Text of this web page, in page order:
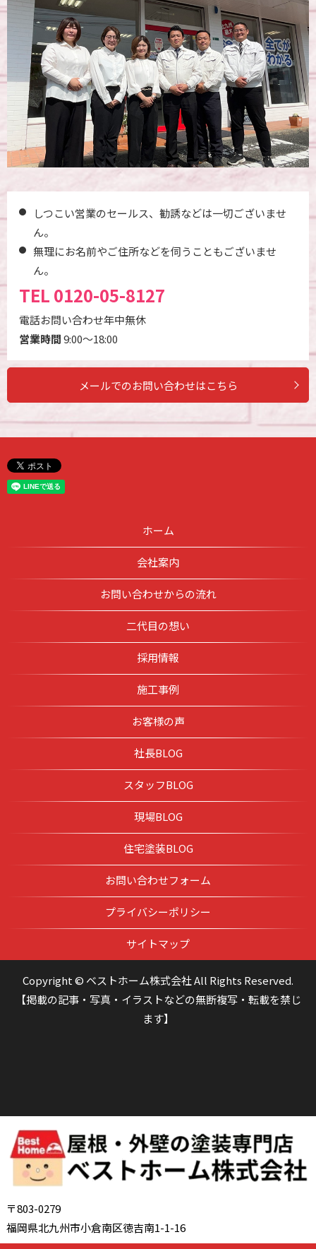
しつこい営業のセールス、勧誘などは一切ございませ
ん。
無理にお名前やご住所などを伺うこともございませ
ん。
TEL 0120-05-8127
電話お問い合わせ年中無休
営業時間9:00～18:00
メールでのお問い合わせはこちら
ホーム
会社案内
お問い合わせからの流れ
二代目の想い
採用情報
施工事例
お客様の声
社長BLOG
スタッフBLOG
現場BLOG
住宅塗装BLOG
お問い合わせフォーム
プライバシーポリシー
サイトマップ
Copyright © ベストホーム株式会社 All Rights Reserved.
【掲載の記事・写真・イラストなどの無断複写・転載を禁じ
ます】
〒803-0279
福岡県北九州市小倉南区徳吉南1-1-16